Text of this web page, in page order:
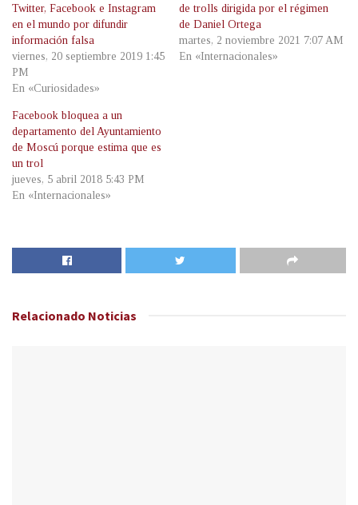
Twitter, Facebook e Instagram
en el mundo por difundir
información falsa
viernes, 20 septiembre 2019 1:45
PM
En «Curiosidades»
de trolls dirigida por el régimen
de Daniel Ortega
martes, 2 noviembre 2021 7:07 AM
En «Internacionales»
Facebook bloquea a un
departamento del Ayuntamiento
de Moscú porque estima que es
un trol
jueves, 5 abril 2018 5:43 PM
En «Internacionales»
Relacionado Noticias